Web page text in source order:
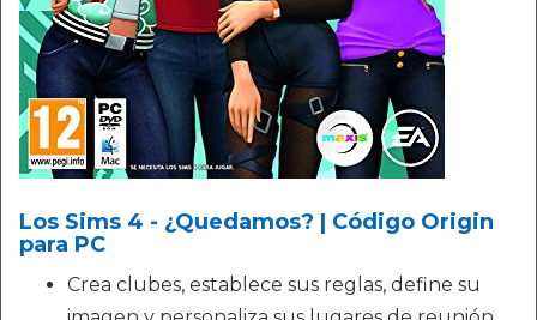
Los Sims 4 - ¿Quedamos? | Código Origin
para PC
Crea clubes, establece sus reglas, define su